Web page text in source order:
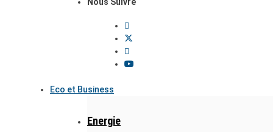
Eco et Business
Energie